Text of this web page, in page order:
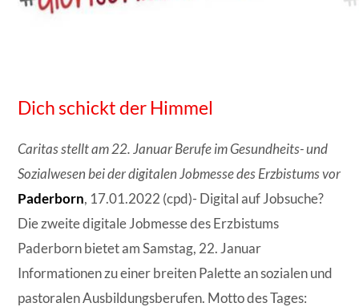
Dich schickt der Himmel
Caritas stellt am 22. Januar Berufe im Gesundheits- und
Sozialwesen bei der digitalen Jobmesse des Erzbistums vor
Paderborn, 17.01.2022 (cpd)- Digital auf Jobsuche?
Die zweite digitale Jobmesse des Erzbistums
Paderborn bietet am Samstag, 22. Januar
Informationen zu einer breiten Palette an sozialen und
pastoralen Ausbildungsberufen. Motto des Tages: